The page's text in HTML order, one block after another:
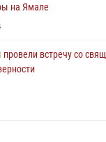
на Ямале
встречу со